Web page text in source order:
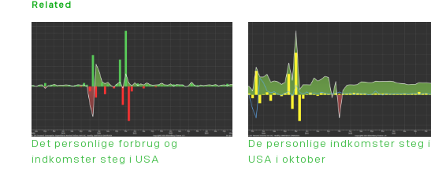
Related
Det personlige forbrug og
indkomster steg i USA
De personlige indkomster steg i
USA i oktober